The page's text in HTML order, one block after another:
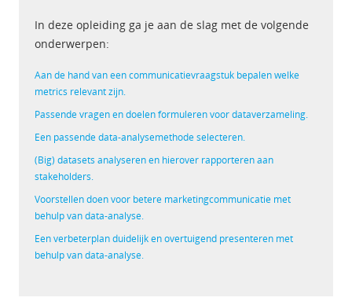
In deze opleiding ga je aan de slag met de volgende
onderwerpen:
Aan de hand van een communicatievraagstuk bepalen welke
metrics relevant zijn.
Passende vragen en doelen formuleren voor dataverzameling.
Een passende data-analysemethode selecteren.
(Big) datasets analyseren en hierover rapporteren aan
stakeholders.
Voorstellen doen voor betere marketingcommunicatie met
behulp van data-analyse.
Een verbeterplan duidelijk en overtuigend presenteren met
behulp van data-analyse.